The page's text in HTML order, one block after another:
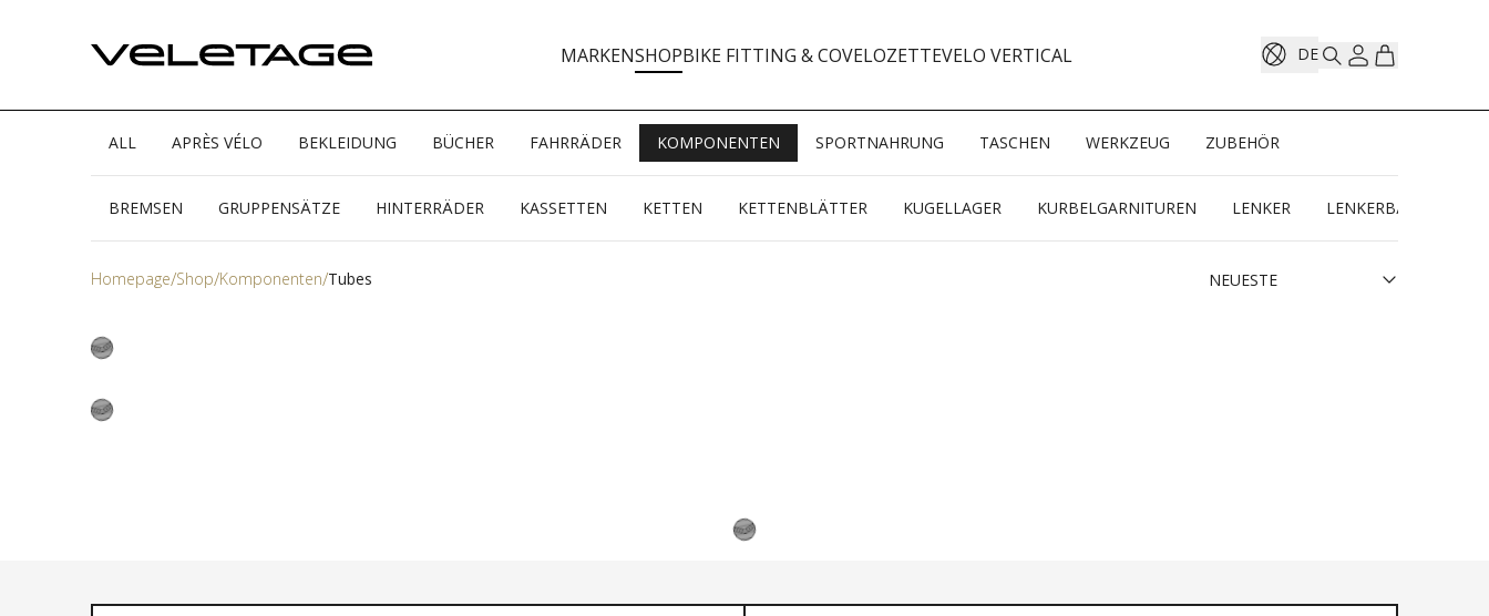
MARKENSHOPBIKE FITTING & COVELOZETTEVELO VERTICAL DE
ALL APRÈS VÉLO BEKLEIDUNG BÜCHER FAHRRÄDER KOMPONENTEN SPORTNAHRUNG TASCHEN WERKZEUG ZUBEHÖR
BREMSEN GRUPPENSÄTZE HINTERRÄDER KASSETTEN KETTEN KETTENBLÄTTER KUGELLAGER KURBELGARNITUREN LENKER LENKERBÄNDER
Homepage Shop Komponenten Tubes